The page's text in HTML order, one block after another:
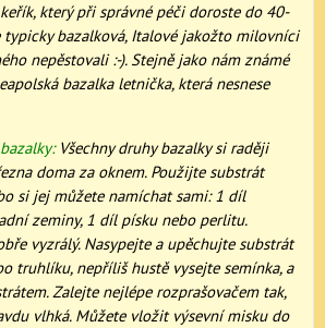
který při správné péči doroste do 40-
typicky bazalková, Italové jakožto milovníci
nepěstovali :-). Stejně jako nám známé
bazalka letnička, která nesnese
Všechny druhy bazalky si raději
doma za oknem. Použijte substrát
si jej můžete namíchat sami: 1 díl
zeminy, 1 díl písku nebo perlitu.
vyzrálý. Nasypejte a upěchujte substrát
truhlíku, nepříliš hustě vysejte semínka, a
Zalejte nejlépe rozprašovačem tak,
vlhká. Můžete vložit výsevní misku do